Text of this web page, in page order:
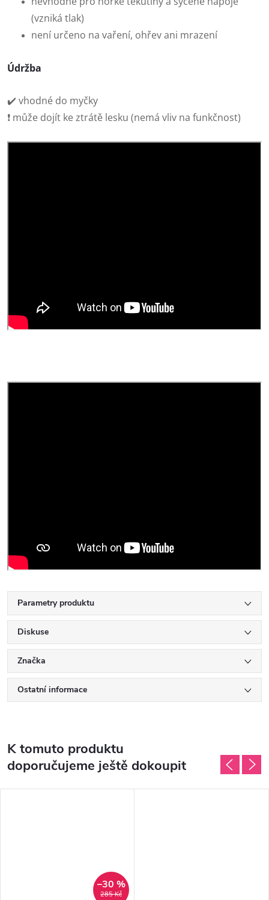
(vzniká tlak)
není určeno na vaření, ohřev ani mrazení
Údržba
✔️ vhodné do myčky
❗ může dojít ke ztrátě lesku (nemá vliv na funkčnost)
Parametry produktu
Diskuse
Značka
Ostatní informace
K tomuto produktu
doporučujeme ještě dokoupit
285 Kč
–30 %